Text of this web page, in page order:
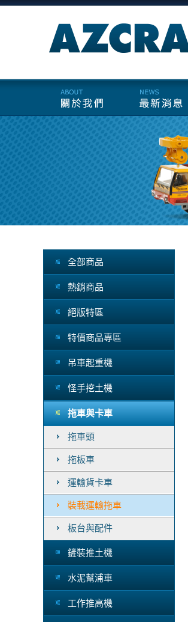
全部商品
熱銷商品
絕版特區
特價商品專區
吊車起重機
怪手挖土機
拖車與卡車
拖車頭
拖板車
運輸貨卡車
裝載運輸拖車
板台與配件
鏟裝推土機
水泥幫浦車
工作推高機